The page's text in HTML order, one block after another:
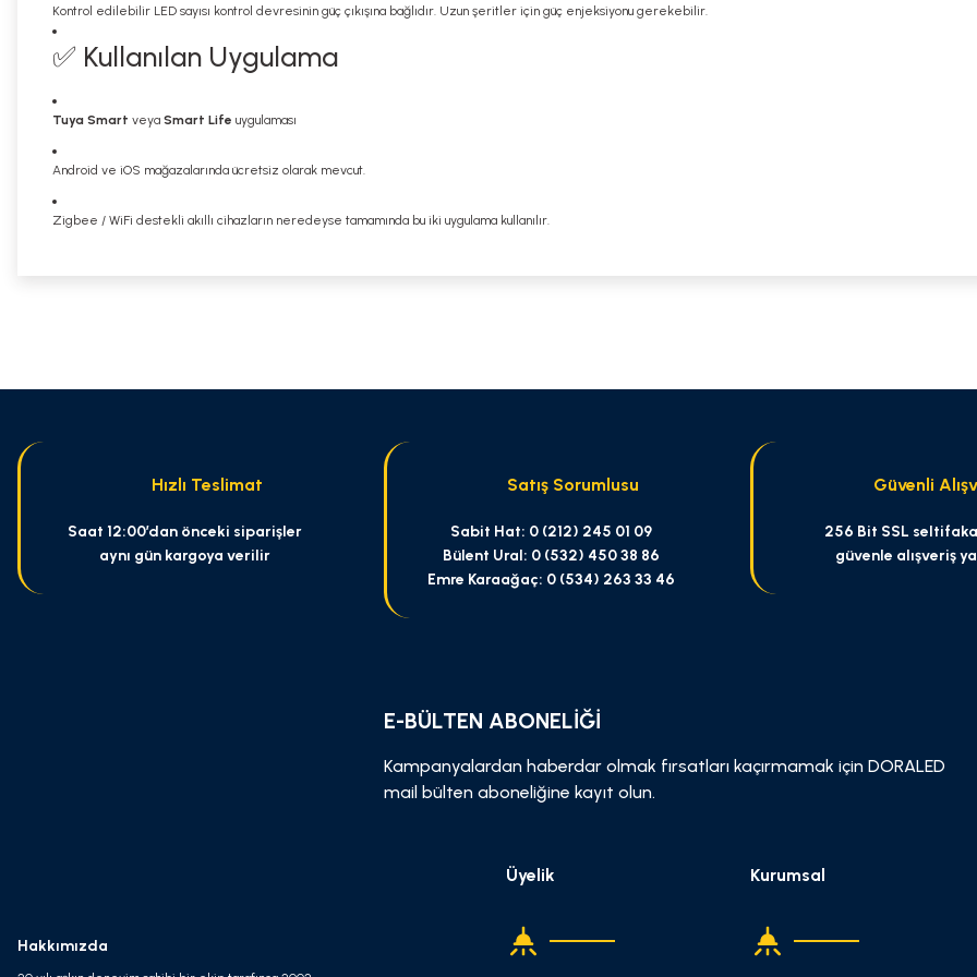
Kontrol edilebilir LED sayısı kontrol devresinin güç çıkışına bağlıdır. Uzun şeritler için güç enjeksiyonu gerekebilir.
✅ Kullanılan Uygulama
Tuya Smart veya Smart Life uygulaması
Android ve iOS mağazalarında ücretsiz olarak mevcut.
Zigbee / WiFi destekli akıllı cihazların neredeyse tamamında bu iki uygulama kullanılır.
Yorum Yaz
Ürün açıklamasında eksik bilgiler bulunuyor.
Bu ürüne benzer farklı alternatifler olmalı.
Hızlı Teslimat
Saat 12:00’dan önceki siparişler
aynı gün kargoya verilir
Satış Sorumlusu
Sabit Hat: 0 (212) 245 01 09
Bülent Ural: 0 (532) 450 38 86
Emre Karaağaç: 0 (534) 263 33 46
Güvenli
256 Bit SSL
güvenle alışveriş
E-BÜLTEN ABONELİĞİ
Kampanyalardan haberdar olmak fırsatları kaçırmamak için DORALED
mail bülten aboneliğine kayıt olun.
Hakkımızda
Üyelik Kurumsal